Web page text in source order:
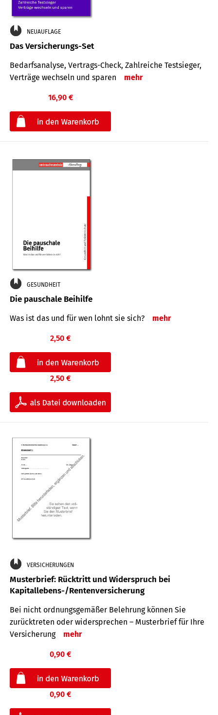
NEUAUFLAGE
Das Versicherungs-Set
Bedarfsanalyse, Vertrags-Check, Zahlreiche Testsieger,
Verträge wechseln und sparen
mehr
16,90 €
GESUNDHEIT
Die pauschale Beihilfe
Was ist das und für wen lohnt sie sich? mehr
2,50 €
2,50 €
VERSICHERUNGEN
Musterbrief: Rücktritt und Widerspruch bei
Kapitallebens-/Rentenversicherung
Bei nicht ordnungsgemäßer Belehrung können Sie
zurücktreten oder widersprechen – Musterbrief für Ihre
Versicherung
mehr
0,90 €
0,90 €